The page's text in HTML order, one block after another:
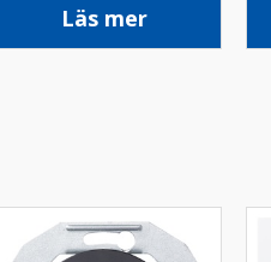
Läs mer